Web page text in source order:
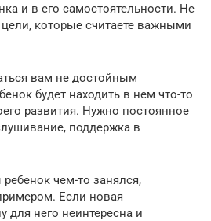
и в его самостоятельности. Не
цели, которые считаете важными
вам не достойным
будет находить в нем что-то
развития. Нужно постоянное
поддержка в
чем-то занялся,
Если новая
для него неинтересна и